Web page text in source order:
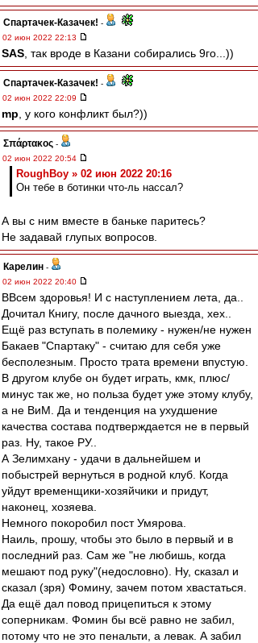
Спартачек-Казачек! -
02 июн 2022 22:13
SAS , так вроде в Казани собирались 9го...))
Спартачек-Казачек! -
02 июн 2022 22:09
mp , у кого конфликт был?))
Σπάρτακος -
02 июн 2022 20:54
RoughBoy » 02 июн 2022 20:16
Он тебе в ботинки что-ль нассал?
А вы с ним вместе в баньке паритесь?
Не задавай глупых вопросов.
Карелин -
02 июн 2022 20:40
ВВсем здоровья! И с наступлением лета, да..
Дочитал Книгу, после дачного выезда, хех..
Ещё раз вступать в полемику - нужен/не нужен
Бакаев "Спартаку" - считаю для себя уже
бесполезным. Просто трата времени впустую.
В другом клубе он будет играть, кмк, плюс/
минус так же, но польза будет уже этому клубу,
а не ВиМ. Да и тенденция на ухудшение
качества состава подтверждается не в первый
раз. Ну, такое РУ..
А Зелимхану - удачи в дальнейшем и
побыстрей вернуться в родной клуб. Когда
уйдут временщики-хозяйчики и придут,
наконец, хозяева.
Немного покоробил пост Умярова.
Наиль, прошу, чтобы это было в первый и в
последний раз. Сам же "не любишь, когда
мешают под руку"(недословно). Ну, сказал и
сказал (зря) Фомину, зачем потом хвастаться.
Да ещё дал повод прицепиться к этому
соперникам. Фомин бы всё равно не забил,
потому что не это пенальти, а левак. А забил